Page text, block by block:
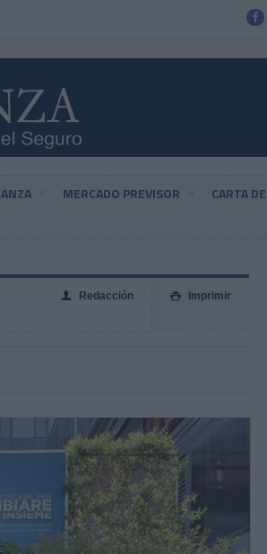

MERCADO PREVISOR CARTA
 Imprimir
👤 Redacción